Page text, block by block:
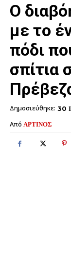
Ο
με το
πόδι
σπίτια
Δημοσιεύθηκε: 30
Από ΑΡΤΙΝΟΣ